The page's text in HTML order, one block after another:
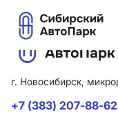
г. Новосибирск,
+7 (383) 207-88-62